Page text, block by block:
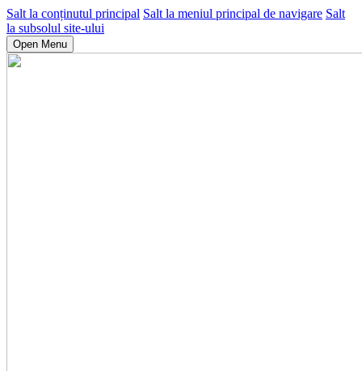
Salt la conținutul principal Salt la meniul principal de navigare Salt
la subsolul site-ului
Open Menu